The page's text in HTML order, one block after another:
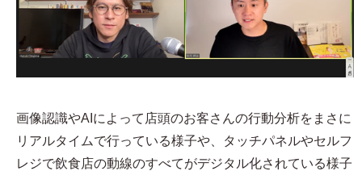
画像認識やAIによって店頭のお客さんの行動分析をまさに
リアルタイムで行っている様子や、タッチパネルやセルフ
レジで飲食店の動線のすべてがデジタル化されている様子